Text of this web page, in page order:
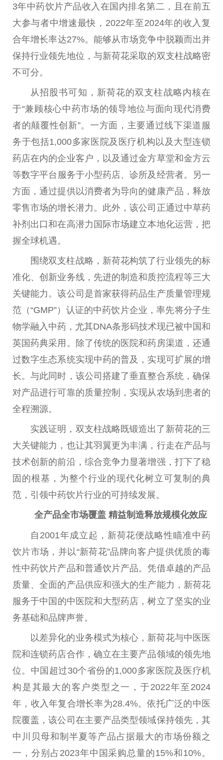
3年中药饮片产品收入在国内排名第二，且在前五
大参与者中增速最快，2022年至2024年的收入复
合年增长率达27%。能够从市场竞争中脱颖而出并
保持行业领先地位，与新荷花采取的双支柱战略密
不可分。
从招股书可知，新荷花的双支柱战略内核在
于“兼顾核心中药市场的领导地位与面向现代消费
者的颠覆性创新”。一方面，主要通过线下渠道服
务于包括1,000多家医院及医疗机构以及大型连锁
药店在内的企业客户，以及通过金方草堂和金方云
等数字平台 服务于小型药店、诊所及经营者。另一
方面，通过提供以消费者为导向的健康产品，释放
零售市场的增长潜力。此外，该公司正通过中草药
补剂出口和在高潜力国际市场建立本地化运营，把
握全球机遇。
围绕双支柱战略，新荷花构筑了行业领先的标
准化、创新业务线，先进的制造和质控流程等三大
关键能力。该公司是首家获得药品生产质量管理规
范（“GMP”）认证的中药饮片企业，率先将分子生
物学融入中药，尤其DNA条形码技术现已被中国和
英国药典采用。除了传统的医院和药房渠道，还通
过数字生态系统实现中药的普及，实现可扩展的增
长。与此同时，该公司搭建了垂直整合系统，确保
对产品进行可靠的质量控制，实现从农场到患者的
全程溯源。
实践证明，双支柱战略既锻造出了新荷花的三
大关键能力，也让其羽翼更为丰满，行走在产品与
技术创新的前沿，综合竞争力显著增强，打下了稳
固的根基，为整个行业的现代化树立可复制的典
范，引领中药饮片行业的可持续发展。
全产品全市场覆盖 精益制造释放规模化效应
自2001年成立起，新荷花便战略性瞄准中药
饮片市场，并以“新荷花”品牌向客户提供优质的毒
性中药饮片产品和普通饮片产品。凭借卓越的产品
质量、全面的产品供应和强大的生产能力，新荷花
服务于中国 的中医院和大型药店，树立了坚实的业
务基础和品牌声誉。
以差异化的业务模式为核心，新荷花与中医医
院和连锁药店合作，确立在主要产品领域的领先地
位。 中国 超过30个省份的1,000多家医院及医疗机
构是其最大的客户类型之一，于2022年至2024
年，收入年复合增长率为28.4%。依托广泛的中医
院覆盖，该公司在主要产品类型领域保持领先，其
中川贝母和制半夏等产品占据最大的市场份额之
一，分别占2023年中国采购总量的15%和10%。